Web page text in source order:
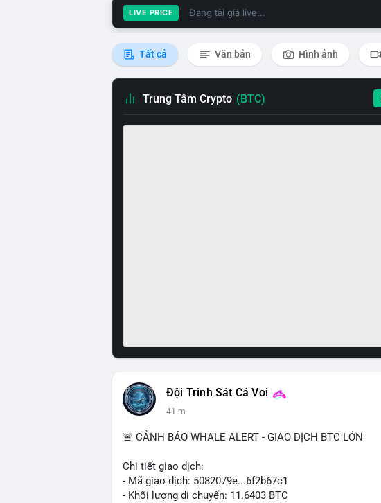
LIVE PRICE Đang tải giá live...
Tất cả Văn bản Hình ảnh
Trung Tâm Crypto (BTC)
Đội Trinh Sát Cá Voi
41 m
🚨 CẢNH BÁO WHALE ALERT - GIAO DỊCH BTC LỚN
Chi tiết giao dịch:
- Mã giao dịch: 5082079e...6f2b67c1
- Khối lượng di chuyển: 11.6403 BTC